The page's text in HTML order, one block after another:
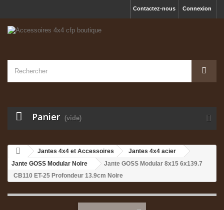
Connexion
Contactez-nous
Panier (vide)
Jantes 4x4 et Accessoires
Jantes 4x4 acier
Jante GOSS Modular Noire
Jante GOSS Modular 8x15 6x139.7
CB110 ET-25 Profondeur 13.9cm Noire